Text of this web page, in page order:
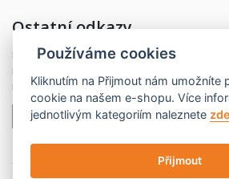
Ostatní odkazy
Blog
Partneři
Odstoupit od smlouvy
Používáme cookies
Kliknutím na Přijmout nám umožníte
cookie na našem e-shopu. Více informací k
jednotlivým kategoriím naleznete zde
Přijmout